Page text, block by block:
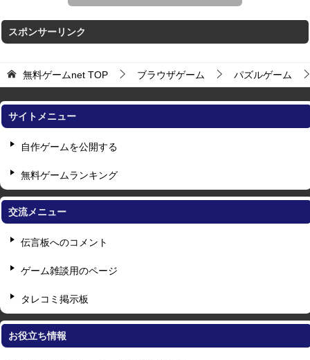
スポンサーリンク
無料ゲームnet TOP ブラウザゲーム パズルゲーム
サイトメニュー
自作ゲームを公開する
無料ゲームランキング
交流メニュー
伝言板へのコメント
ゲーム雑談用のページ
タレコミ掲示板
お役立ち情報